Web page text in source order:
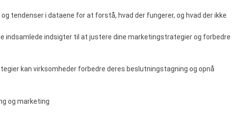
tendenser i dataene for at forstå, hvad der fungerer, og hvad der ikke
indsamlede indsigter til at justere dine marketingstrategier og forbedre
kan virksomheder forbedre deres beslutningstagning og opnå
og marketing